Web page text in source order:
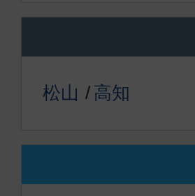
松山 高知